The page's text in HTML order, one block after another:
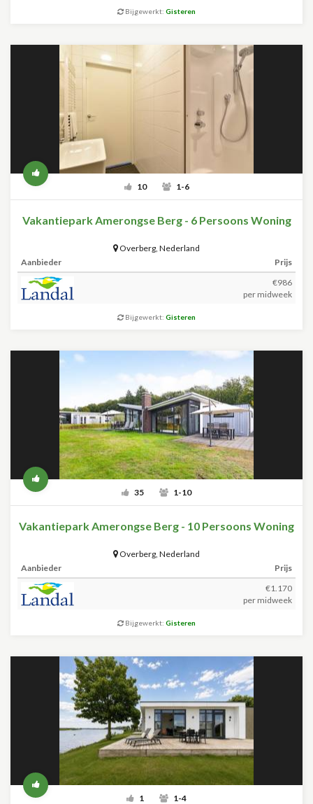
Bijgewerkt: Gisteren
10 1-6
Vakantiepark Amerongse Berg - 6 Persoons Woning
Overberg, Nederland
Aanbieder
Prijs
€986
per midweek
Bijgewerkt: Gisteren
35 1-10
Vakantiepark Amerongse Berg - 10 Persoons Woning
Overberg, Nederland
Aanbieder
Prijs
€1.170
per midweek
Bijgewerkt: Gisteren
1 1-4